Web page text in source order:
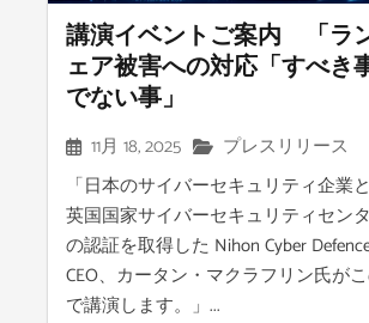
講演イベントご案内 「ラ
ェア被害への対応「すべき
でない事」
11月 18, 2025
プレスリリース
「日本のサイバーセキュリティ企業
英国国家サイバーセキュリティセンタ
の認証を取得した Nihon Cyber
CEO、カータン・マクラフリン氏が
で講演します。」...